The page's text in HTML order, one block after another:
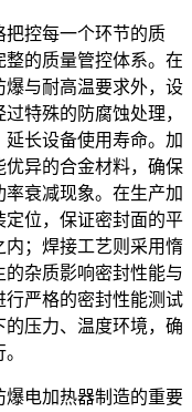
把控每一个环节的质
的质量管控体系。在
与耐高温要求外，设
特殊的防腐蚀处理，
长设备使用寿命。加
异的合金材料，确保
衰减现象。在生产加
位，保证密封面的平
；焊接工艺则采用惰
杂质影响密封性能与
严格的密封性能测试
压力、温度环境，确
电加热器制造的重要